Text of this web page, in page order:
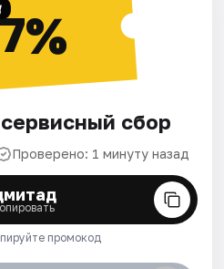
сбор
Проверено: 1 минуту назад
промокод